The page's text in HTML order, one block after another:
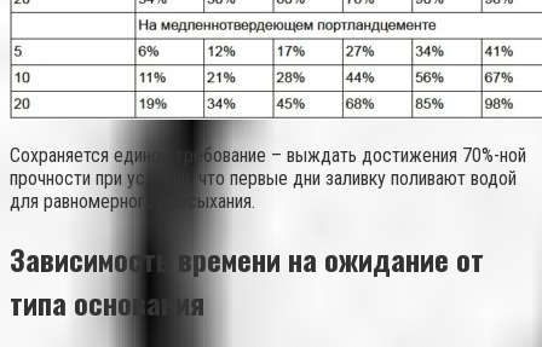
Сохраняется единое требование – выждать достижения 70%-ной
прочности при условии, что первые дни заливку поливают водой
для равномерного просыхания.
Зависимость времени на ожидание от
типа основания